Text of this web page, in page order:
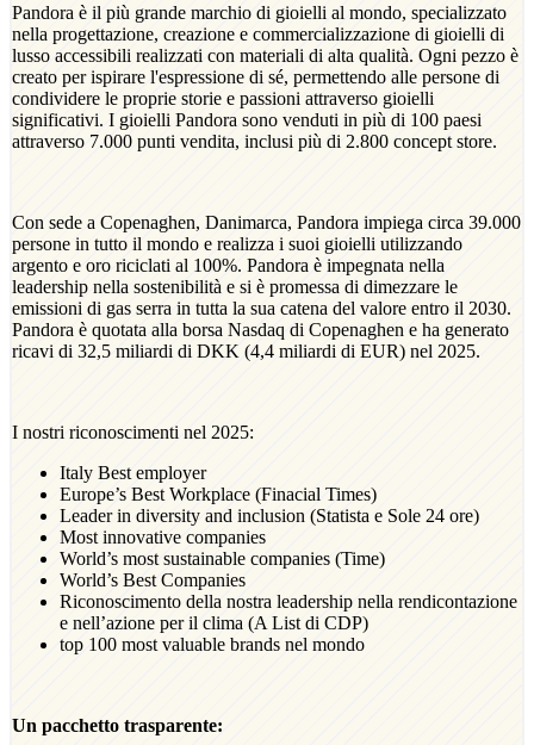
Pandora è il più grande marchio di gioielli al mondo, specializzato
nella progettazione, creazione e commercializzazione di gioielli di
lusso accessibili realizzati con materiali di alta qualità. Ogni pezzo è
creato per ispirare l'espressione di sé, permettendo alle persone di
condividere le proprie storie e passioni attraverso gioielli
significativi. I gioielli Pandora sono venduti in più di 100 paesi
attraverso 7.000 punti vendita, inclusi più di 2.800 concept store.
Con sede a Copenaghen, Danimarca, Pandora impiega circa 39.000
persone in tutto il mondo e realizza i suoi gioielli utilizzando
argento e oro riciclati al 100%. Pandora è impegnata nella
leadership nella sostenibilità e si è promessa di dimezzare le
emissioni di gas serra in tutta la sua catena del valore entro il 2030.
Pandora è quotata alla borsa Nasdaq di Copenaghen e ha generato
ricavi di 32,5 miliardi di DKK (4,4 miliardi di EUR) nel 2025.
I nostri riconoscimenti nel 2025:
Italy Best employer
Europe’s Best Workplace (Finacial Times)
Leader in diversity and inclusion (Statista e Sole 24 ore)
Most innovative companies
World’s most sustainable companies (Time)
World’s Best Companies
Riconoscimento della nostra leadership nella rendicontazione
e nell’azione per il clima (A List di CDP)
top 100 most valuable brands nel mondo
Un pacchetto trasparente: